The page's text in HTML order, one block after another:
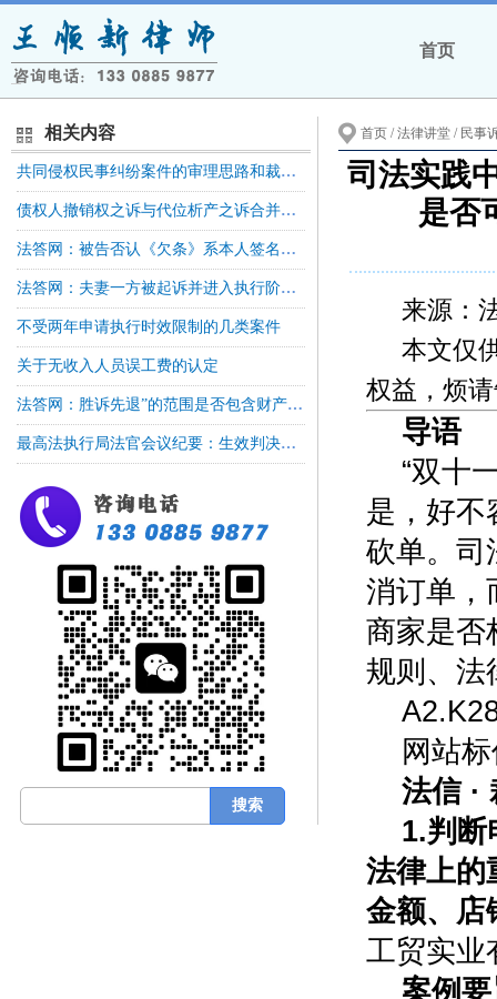
首页
相关内容
共同侵权民事纠纷案件的审理思路和裁判要点丨类案裁判方法
债权人撤销权之诉与代位析产之诉合并审理的思考
法答网：被告否认《欠条》系本人签名，关于申请笔迹鉴定，举证责任如何分配？
法答网：夫妻一方被起诉并进入执行阶段后，债权人发现属于夫妻共同债务的，可否起诉夫妻另一方？
不受两年申请执行时效限制的几类案件
关于无收入人员误工费的认定
法答网：胜诉先退”的范围是否包含财产保全费？
最高法执行局法官会议纪要：生效判决确认债权已转让给第三人的，其请求变更为申请执行人的应予支持
首页 / 法律讲堂 / 民事
司法实践
是否
来源：
本文仅
权益，烦
导语
“双十
是，好不
砍单。司
消订单，
商家是否
规则、
网站
法信 ·
1.判断
法律上的
金额、店
工贸实业
案例